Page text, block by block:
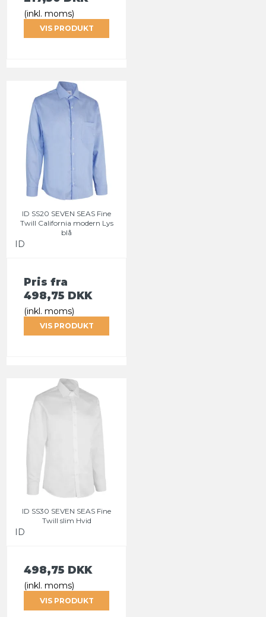
(inkl. moms)
VIS PRODUKT
ID SS20 SEVEN SEAS Fine
Twill California modern Lys
blå
ID
Pris fra
498,75 DKK
(inkl. moms)
VIS PRODUKT
ID SS30 SEVEN SEAS Fine
Twill slim Hvid
ID
498,75 DKK
(inkl. moms)
VIS PRODUKT